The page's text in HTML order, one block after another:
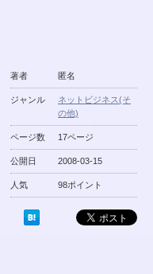
著者 匿名
ジャンル
ネットビジネス(そ
の他)
ページ数 17ページ
公開日 2008-03-15
人気 98ポイント